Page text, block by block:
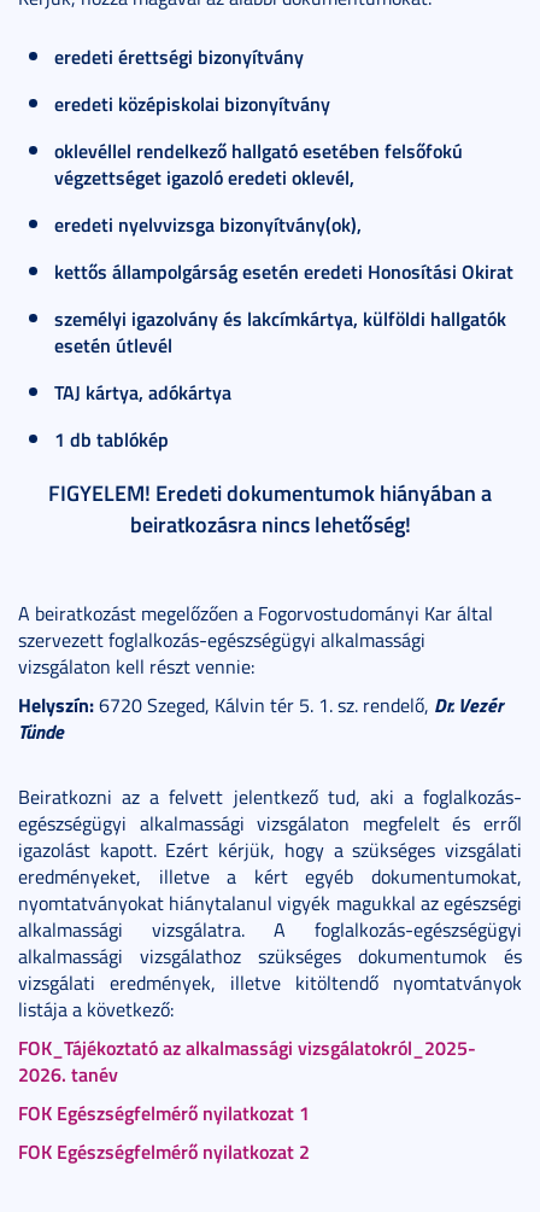
eredeti érettségi bizonyítvány
eredeti középiskolai bizonyítvány
oklevéllel rendelkező hallgató esetében felsőfokú
végzettséget igazoló eredeti oklevél,
eredeti nyelvvizsga bizonyítvány(ok),
kettős állampolgárság esetén eredeti Honosítási Okirat
személyi igazolvány és lakcímkártya, külföldi hallgatók
esetén útlevél
TAJ kártya, adókártya
1 db tablókép
FIGYELEM! Eredeti dokumentumok hiányában a
beiratkozásra nincs lehetőség!
A beiratkozást megelőzően a Fogorvostudományi Kar által
szervezett foglalkozás-egészségügyi alkalmassági
vizsgálaton kell részt vennie:
Helyszín:6720 Szeged, Kálvin tér 5. 1. sz. rendelő, Dr. Vezér
Tünde
Beiratkozni az a felvett jelentkező tud, aki a foglalkozás-
egészségügyi alkalmassági vizsgálaton megfelelt és erről
igazolást kapott. Ezért kérjük, hogy a szükséges vizsgálati
eredményeket, illetve a kért egyéb dokumentumokat,
nyomtatványokat hiánytalanul vigyék magukkal az egészségi
alkalmassági vizsgálatra. A foglalkozás-egészségügyi
alkalmassági vizsgálathoz szükséges dokumentumok és
vizsgálati eredmények, illetve kitöltendő nyomtatványok
listája a következő:
FOK_Tájékoztató az alkalmassági vizsgálatokról_2025-
2026. tanév
FOK Egészségfelmérő nyilatkozat 1
FOK Egészségfelmérő nyilatkozat 2